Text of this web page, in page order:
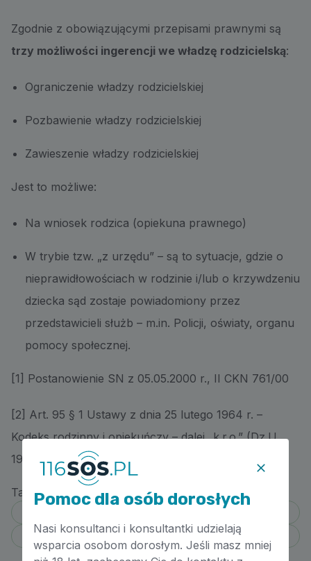
Zgodnie z obowiązującymi przepisami prawnymi są
trzy możliwości ingerencji we władzę rodzicielską:
Ograniczenie władzy rodzicielskiej
Pozbawienie władzy rodzicielskiej
Zawieszenie władzy rodzicielskiej
Jest to możliwe:
Na wniosek rodzica (opiekuna prawnego)
W trybie tzw. „z urzędu” – są to sytuacje, gdzie o
nieprawidłowościach w rodzinie i/lub o krzywdzeniu
dziecka sąd zostaje powiadomiony przez
przedstawicieli służb – m.in. Policji, oświaty, organu
pomocy społecznej.
[1] Postanowienie SN z 05.05.2000 r., II CKN 761/00
[2] Art. 95 § 1 Ustawy z dnia 25 lutego 1964 r. –
Kodeks rodzinny i opiekuńczy – dalej „k.r.o.” (Dz.U.
1964 nr 9 poz. 59 z późn. zm.)
Tagi:
władza rodzicielska
Pomoc dla osób dorosłych
Nasi konsultanci i konsultantki udzielają
wsparcia osobom dorosłym. Jeśli masz mniej